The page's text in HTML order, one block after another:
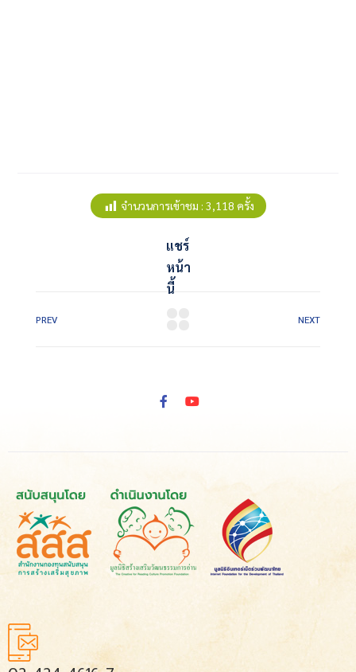
จำนวนการเข้าชม : 3,118 ครั้ง
แชร์
หน้า
นี้
PREV NEXT